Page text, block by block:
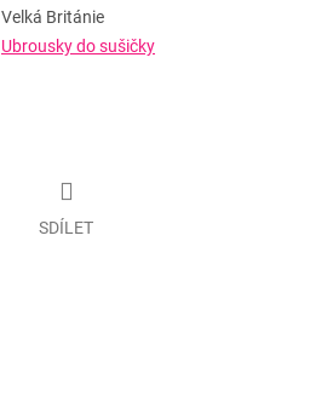
Velká Británie
Ubrousky do sušičky
SDÍLET